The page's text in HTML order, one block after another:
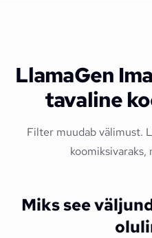
LlamaGen
tavaline
Filter muudab välimust.
koomiksivaraks,
Miks see